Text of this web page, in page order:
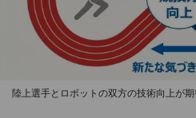
陸上選手とロボットの双方の技術向上が期